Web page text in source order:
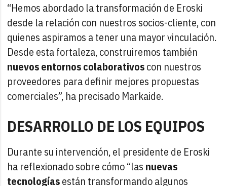
“Hemos abordado la transformación de Eroski
desde la relación con nuestros socios-cliente, con
quienes aspiramos a tener una mayor vinculación.
Desde esta fortaleza, construiremos también
nuevos entornos colaborativoscon nuestros
proveedores para definir mejores propuestas
comerciales”, ha precisado Markaide.
DESARROLLO DE LOS EQUIPOS
Durante su intervención, el presidente de Eroski
ha reflexionado sobre cómo “las nuevas
tecnologíasestán transformando algunos